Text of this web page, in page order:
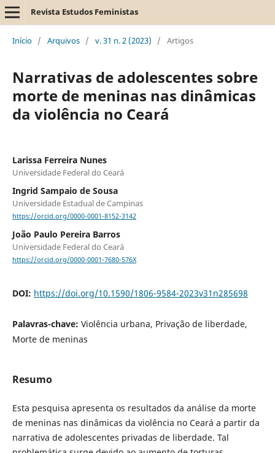
Revista Estudos Feministas
Início / Arquivos / v. 31 n. 2 (2023) / Artigos
Narrativas de adolescentes sobre
morte de meninas nas dinâmicas
da violência no Ceará
Larissa Ferreira Nunes
Universidade Federal do Ceará
Ingrid Sampaio de Sousa
Universidade Estadual de Campinas
https://orcid.org/0000-0001-8152-3142
João Paulo Pereira Barros
Universidade Federal do Ceará
https://orcid.org/0000-0001-7680-576X
DOI: https://doi.org/10.1590/1806-9584-2023v31n285698
Palavras-chave: Violência urbana, Privação de liberdade,
Morte de meninas
Resumo
Esta pesquisa apresenta os resultados da análise da morte
de meninas nas dinâmicas da violência no Ceará a partir da
narrativa de adolescentes privadas de liberdade. Tal